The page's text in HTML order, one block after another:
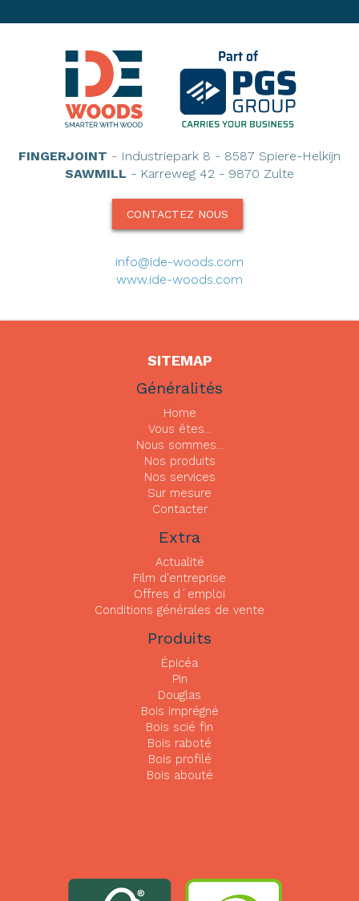
FINGERJOINT - Industriepark 8 - 8587 Spiere-Helkijn
SAWMILL - Karreweg 42 - 9870 Zulte
CONTACTEZ NOUS
info@ide-woods.com
www.ide-woods.com
SITEMAP
Généralités
Home
Vous êtes...
Nous sommes...
Nos produits
Nos services
Sur mesure
Contacter
Extra
Actualité
Film d'entreprise
Offres d´emploi
Conditions générales de vente
Produits
Épicéa
Pin
Douglas
Bois imprégné
Bois scié fin
Bois raboté
Bois profilé
Bois abouté